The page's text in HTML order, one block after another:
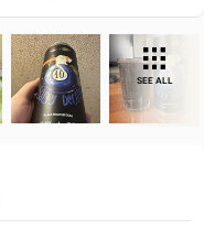
SEE ALL